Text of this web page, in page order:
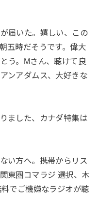
届いた。嬉しい、この
五時だそうです。偉大
う。Mさん、聴けて良
ンアダムス、大好きな
ました、カナダ特集は
い方へ。携帯からリス
東圏コマラジ 選択、木
でご機嫌なラジオが聴